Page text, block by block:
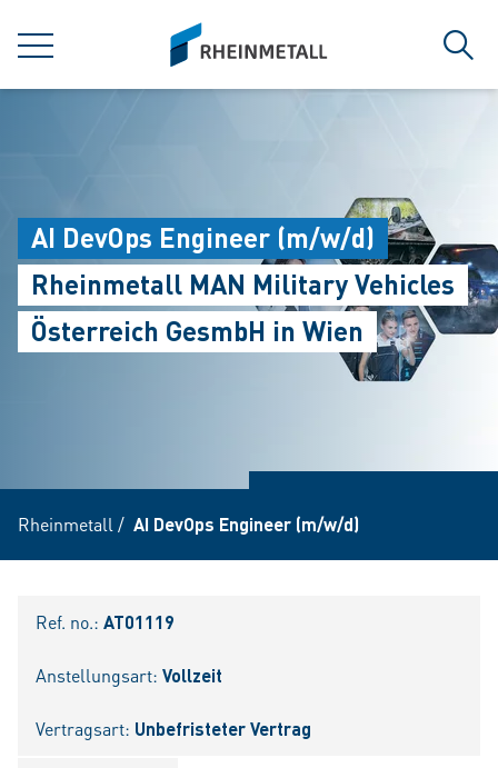
MENU
siteLogo
AI DevOps Engineer (m/w/d)
Rheinmetall MAN Military Vehicles
Österreich GesmbH in Wien
Rheinmetall / AI DevOps Engineer (m/w/d)
Ref. no.: AT01119
Anstellungsart: Vollzeit
Vertragsart: Unbefristeter Vertrag